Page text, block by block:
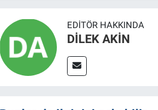
EDITÖR HAKKINDA
DİLEK AKİN